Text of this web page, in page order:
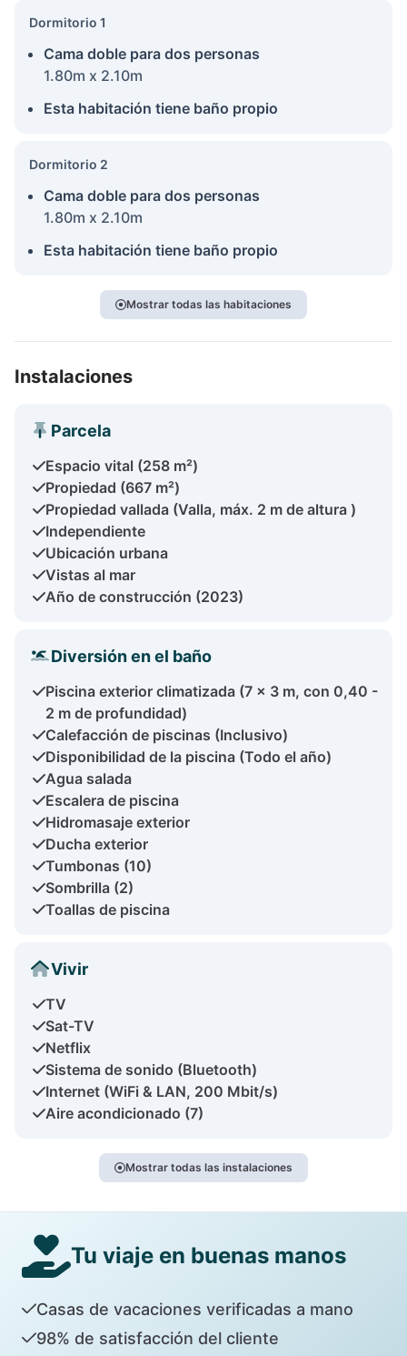
Dormitorio 1
Cama doble para dos personas
1.80m x 2.10m
Esta habitación tiene baño propio
Dormitorio 2
Cama doble para dos personas
1.80m x 2.10m
Esta habitación tiene baño propio
Mostrar todas las habitaciones
Instalaciones
Parcela
Espacio vital (258 m²)
Propiedad (667 m²)
Propiedad vallada (Valla, máx. 2 m de altura )
Independiente
Ubicación urbana
Vistas al mar
Año de construcción (2023)
Diversión en el baño
Piscina exterior climatizada (7 x 3 m, con 0,40 -
2 m de profundidad)
Calefacción de piscinas (Inclusivo)
Disponibilidad de la piscina (Todo el año)
Agua salada
Escalera de piscina
Hidromasaje exterior
Ducha exterior
Tumbonas (10)
Sombrilla (2)
Toallas de piscina
Vivir
TV
Sat-TV
Netflix
Sistema de sonido (Bluetooth)
Internet (WiFi & LAN, 200 Mbit/s)
Aire acondicionado (7)
Mostrar todas las instalaciones
Tu viaje en buenas manos
Casas de vacaciones verificadas a mano
98% de satisfacción del cliente